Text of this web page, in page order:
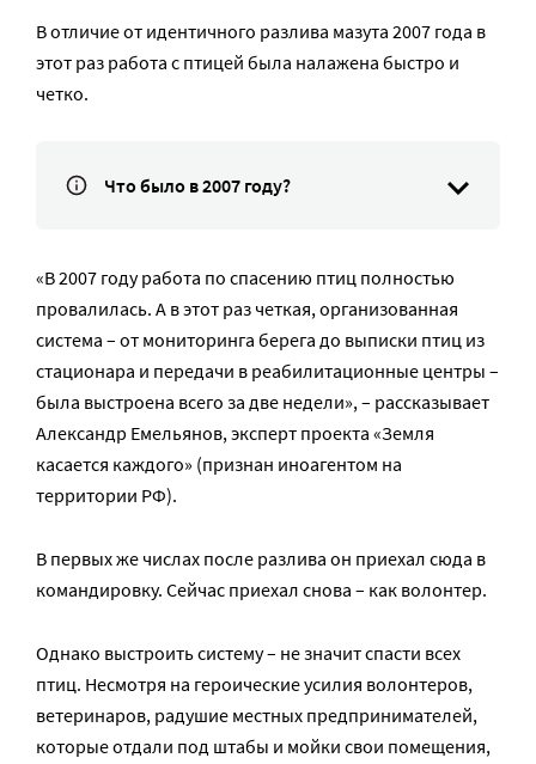
В отличие от идентичного разлива мазута 2007 года в
этот раз работа с птицей была налажена быстро и
четко.
Что было в 2007 году?
«В 2007 году работа по спасению птиц полностью
провалилась. А в этот раз четкая, организованная
система – от мониторинга берега до выписки птиц из
стационара и передачи в реабилитационные центры –
была выстроена всего за две недели», – рассказывает
Александр Емельянов, эксперт проекта «Земля
касается каждого» (признан иноагентом на
территории РФ).
В первых же числах после разлива он приехал сюда в
командировку. Сейчас приехал снова – как волонтер.
Однако выстроить систему – не значит спасти всех
птиц. Несмотря на героические усилия волонтеров,
ветеринаров, радушие местных предпринимателей,
которые отдали под штабы и мойки свои помещения,